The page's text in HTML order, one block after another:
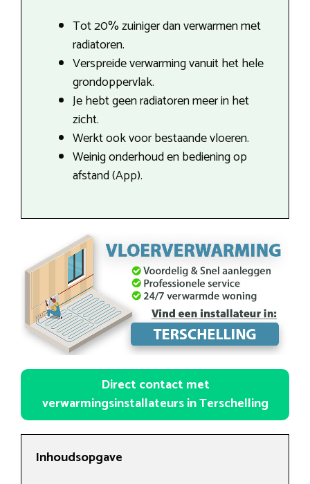
Tot 20% zuiniger dan verwarmen met
radiatoren.
Verspreide verwarming vanuit het hele
grondoppervlak.
Je hebt geen radiatoren meer in het
zicht.
Werkt ook voor bestaande vloeren.
Weinig onderhoud en bediening op
afstand (App).
Direct contact met
verwarmingsinstallateurs in Terschelling
Inhoudsopgave